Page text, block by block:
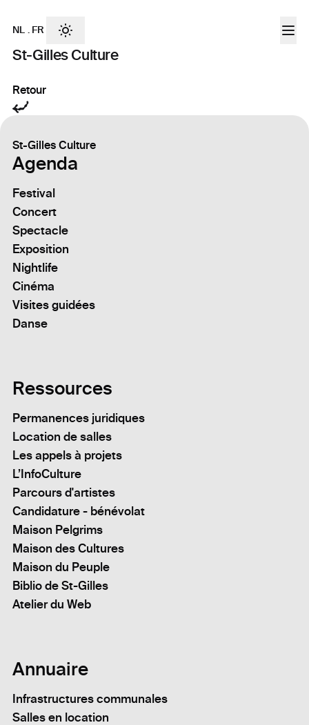
St-Gilles Culture
NL . FR
Retour
St-Gilles Culture
Agenda
Festival
Concert
Spectacle
Exposition
Nightlife
Cinéma
Visites guidées
Danse
Ressources
Permanences juridiques
Location de salles
Les appels à projets
L’InfoCulture
Parcours d'artistes
Candidature - bénévolat
Maison Pelgrims
Maison des Cultures
Maison du Peuple
Biblio de St-Gilles
Atelier du Web
Annuaire
Infrastructures communales
Salles en location